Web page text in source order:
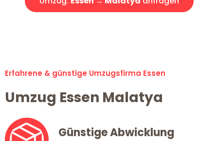
Erfahrene & günstige Umzugsfirma Essen
Umzug Essen Malatya
Günstige Abwicklung